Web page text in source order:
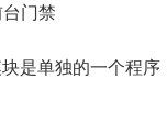
门禁
是单独的一个程